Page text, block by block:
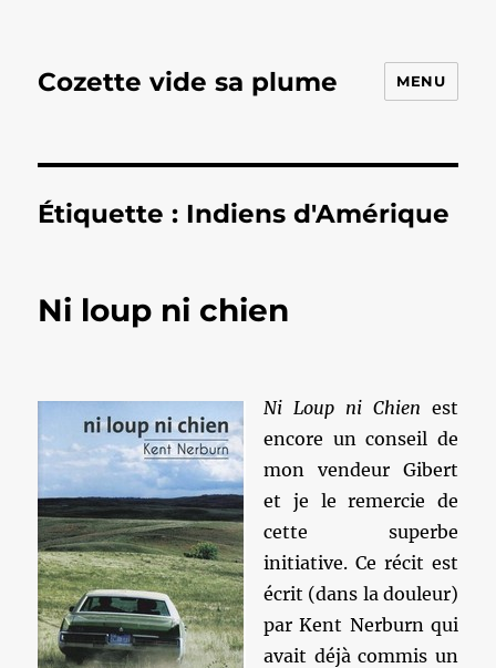
Cozette vide sa plume MENU
Étiquette : Indiens d'Amérique
Ni loup ni chien
Ni Loup ni Chien est
encore un conseil de
mon vendeur Gibert
et je le remercie de
cette superbe
initiative. Ce récit est
écrit (dans la douleur)
par Kent Nerburn qui
avait déjà commis un